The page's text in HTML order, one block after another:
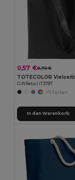
0,57 €0,72 €
GiftRetail IT3787
+11 Farben
In den Warenkorb